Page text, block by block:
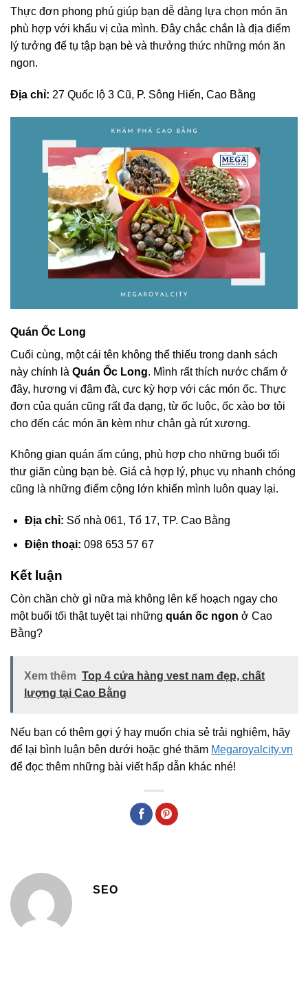
Thực đơn phong phú giúp bạn dễ dàng lựa chọn món ăn
phù hợp với khẩu vị của mình. Đây chắc chắn là địa điểm
lý tưởng để tụ tập bạn bè và thưởng thức những món ăn
ngon.
Địa chỉ: 27 Quốc lộ 3 Cũ, P. Sông Hiến, Cao Bằng
Quán Ốc Long
Cuối cùng, một cái tên không thể thiếu trong danh sách
này chính là Quán Ốc Long. Mình rất thích nước chấm ở
đây, hương vị đậm đà, cực kỳ hợp với các món ốc. Thực
đơn của quán cũng rất đa dạng, từ ốc luộc, ốc xào bơ tỏi
cho đến các món ăn kèm như chân gà rút xương.
Không gian quán ấm cúng, phù hợp cho những buổi tối
thư giãn cùng bạn bè. Giá cả hợp lý, phục vụ nhanh chóng
cũng là những điểm cộng lớn khiến mình luôn quay lại.
Địa chỉ: Số nhà 061, Tổ 17, TP. Cao Bằng
Điện thoại: 098 653 57 67
Kết luận
Còn chần chờ gì nữa mà không lên kế hoạch ngay cho
một buổi tối thật tuyệt tại những quán ốc ngon ở Cao
Bằng?
Xem thêm Top 4 cửa hàng vest nam đẹp, chất
lượng tại Cao Bằng
Nếu bạn có thêm gợi ý hay muốn chia sẻ trải nghiệm, hãy
để lại bình luận bên dưới hoặc ghé thăm Megaroyalcity.vn
để đọc thêm những bài viết hấp dẫn khác nhé!
SEO